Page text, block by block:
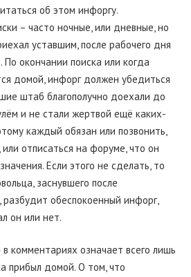
об этом инфоргу.
– часто ночные, или дневные, но
уставшим, после рабочего дня
По окончании поиска или когда
домой, инфорг должен убедиться
штаб благополучно доехали до
и не стали жертвой ещё каких-
каждый обязан или позвонить,
отписаться на форуме, что он
Если этого не сделать, то
заснувшего после
разбудит обеспокоенный инфорг,
он или нет.
комментариях означает всего лишь
прибыл домой. О том, что